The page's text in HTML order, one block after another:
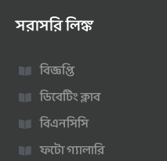
সরাসরি লিঙ্ক
বিজ্ঞপ্তি
ডিবেটিং ক্লাব
বিএনসিসি
ফটো গ্যালারি